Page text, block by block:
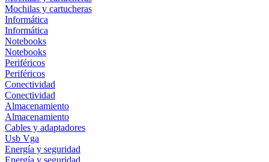
Mochilas y cartucheras
Informática
Informática
Notebooks
Notebooks
Periféricos
Periféricos
Conectividad
Conectividad
Almacenamiento
Almacenamiento
Cables y adaptadores
Usb Vga
Energía y seguridad
Energía y seguridad